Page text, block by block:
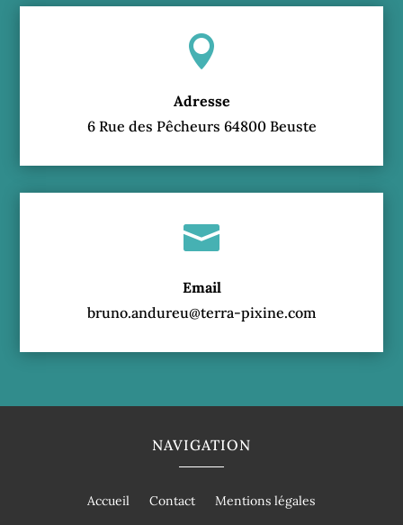

Adresse
6 Rue des Pêcheurs 64800 Beuste

Email
bruno.andureu@terra-pixine.com
NAVIGATION
Accueil Contact Mentions légales